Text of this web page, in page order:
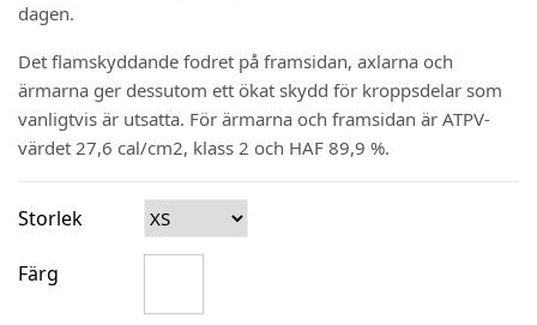
dagen.
Det flamskyddande fodret på framsidan, axlarna och
ärmarna ger dessutom ett ökat skydd för kroppsdelar som
vanligtvis är utsatta. För ärmarna och framsidan är ATPV-
värdet 27,6 cal/cm2, klass 2 och HAF 89,9 %.
Storlek
Färg